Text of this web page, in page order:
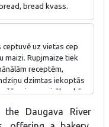
bread kvass.
ceptuvē uz vietas cep
maizi. Rupjmaize tiek
receptēm,
dzimtas iekoptās
pirms vairāk nekā
Informācija
Daugava River